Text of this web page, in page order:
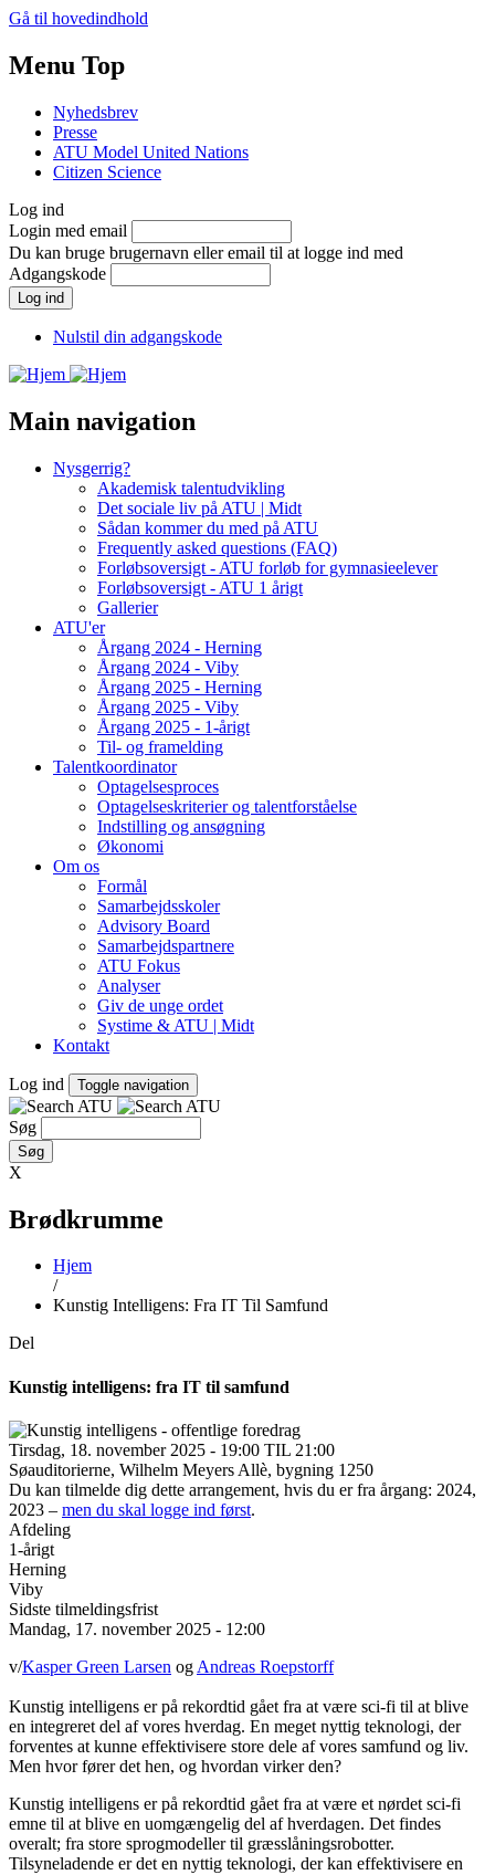
Gå til hovedindhold
Menu Top
Nyhedsbrev
Presse
ATU Model United Nations
Citizen Science
Log ind
Login med email
Du kan bruge brugernavn eller email til at logge ind med
Adgangskode
Nulstil din adgangskode
Main navigation
Nysgerrig?
Akademisk talentudvikling
Det sociale liv på ATU | Midt
Sådan kommer du med på ATU
Frequently asked questions (FAQ)
Forløbsoversigt - ATU forløb for gymnasieelever
Forløbsoversigt - ATU 1 årigt
Gallerier
ATU'er
Årgang 2024 - Herning
Årgang 2024 - Viby
Årgang 2025 - Herning
Årgang 2025 - Viby
Årgang 2025 - 1-årigt
Til- og framelding
Talentkoordinator
Optagelsesproces
Optagelseskriterier og talentforståelse
Indstilling og ansøgning
Økonomi
Om os
Formål
Samarbejdsskoler
Advisory Board
Samarbejdspartnere
ATU Fokus
Analyser
Giv de unge ordet
Systime & ATU | Midt
Kontakt
Log ind Toggle navigation
Søg
X
Brødkrumme
Hjem
/
Kunstig Intelligens: Fra IT Til Samfund
Del
Kunstig intelligens: fra IT til samfund
Tirsdag, 18. november 2025 - 19:00 TIL 21:00
Søauditorierne, Wilhelm Meyers Allè, bygning 1250
Du kan tilmelde dig dette arrangement, hvis du er fra årgang: 2024,
2023 – men du skal logge ind først.
Afdeling
1-årigt
Herning
Viby
Sidste tilmeldingsfrist
Mandag, 17. november 2025 - 12:00
v/Kasper Green Larsen og Andreas Roepstorff
Kunstig intelligens er på rekordtid gået fra at være sci-fi til at blive
en integreret del af vores hverdag. En meget nyttig teknologi, der
forventes at kunne effektivisere store dele af vores samfund og liv.
Men hvor fører det hen, og hvordan virker den?
Kunstig intelligens er på rekordtid gået fra at være et nørdet sci-fi
emne til at blive en uomgængelig del af hverdagen. Det findes
overalt; fra store sprogmodeller til græsslåningsrobotter.
Tilsyneladende er det en nyttig teknologi, der kan effektivisere en